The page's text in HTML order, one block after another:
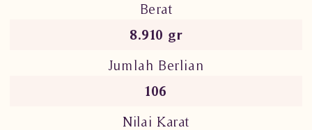
Berat
8.910 gr
Jumlah Berlian
106
Nilai Karat